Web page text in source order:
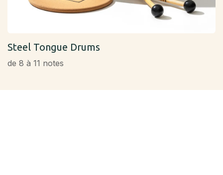
Steel Tongue Drums
de 8 à 11 notes